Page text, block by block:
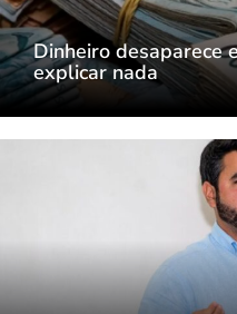
Dinheiro desaparece
explicar nada